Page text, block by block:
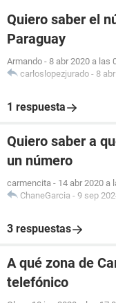
Quiero saber el
Paraguay
Armando - 8 abr 2020 a las
carloslopezjurado - 8
1 respuesta
Quiero saber a
un número
carmencita - 14 abr 2020 a
ChaneGarcia - 9 sep
3 respuestas
A qué zona de
telefónico